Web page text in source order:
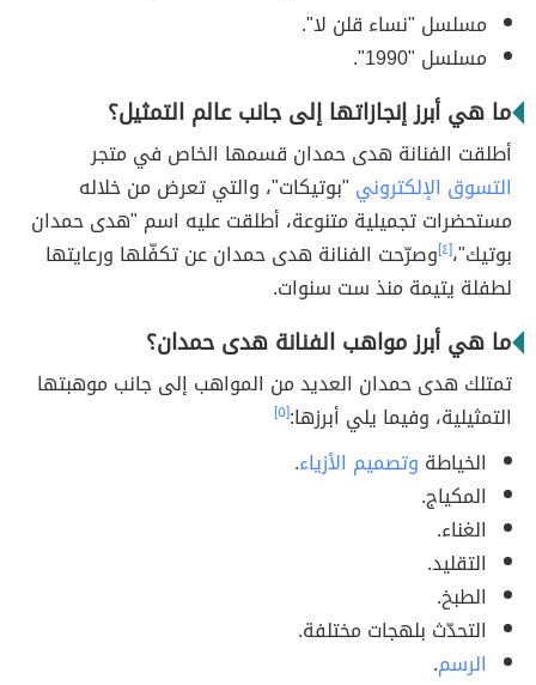
مسلسل "نساء قلن لا".
مسلسل "1990".
ما هي أبرز إنجازاتها إلى جانب عالم التمثيل؟
أطلقت الفنانة هدى حمدان قسمها الخاص في متجر
التسوق الإلكتروني "بوتيكات"، والتي تعرض من خلاله
مستحضرات تجميلية متنوعة، أطلقت عليه اسم "هدى حمدان
بوتيك"،[٤] وصرّحت الفنانة هدى حمدان عن تكفّلها ورعايتها
لطفلة يتيمة منذ ست سنوات.
ما هي أبرز مواهب الفنانة هدى حمدان؟
تمتلك هدى حمدان العديد من المواهب إلى جانب موهبتها
التمثيلية، وفيما يلي أبرزها:[٥]
الخياطة وتصميم الأزياء.
المكياج.
الغناء.
التقليد.
الطبخ.
التحدّث بلهجات مختلفة.
الرسم.